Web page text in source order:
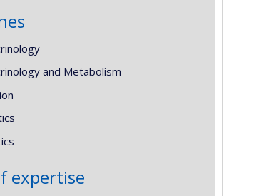
and Metabolism
expertise